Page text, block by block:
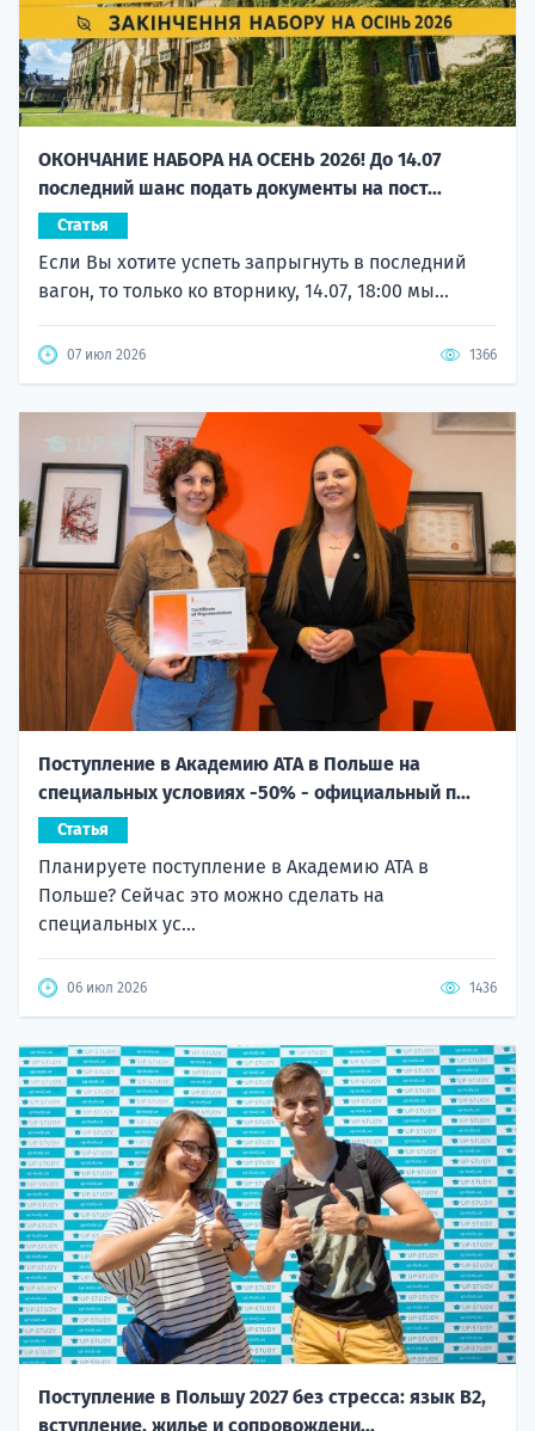
ОКОНЧАНИЕ НАБОРА НА ОСЕНЬ 2026! До 14.07
последний шанс подать документы на пост...
Статья
Если Вы хотите успеть запрыгнуть в последний
вагон, то только ко вторнику, 14.07, 18:00 мы...
07 июл 2026 1366
Поступление в Академию ATA в Польше на
специальных условиях -50% - официальный п...
Статья
Планируете поступление в Академию ATA в
Польше? Сейчас это можно сделать на
специальных ус...
06 июл 2026 1436
Поступление в Польшу 2027 без стресса: язык B2,
вступление, жилье и сопровождени...